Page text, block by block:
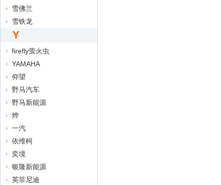
雪佛兰
雪铁龙
Y
firefly萤火虫
YAMAHA
仰望
野马汽车
野马新能源
烨
一汽
依维柯
奕境
银隆新能源
英菲尼迪